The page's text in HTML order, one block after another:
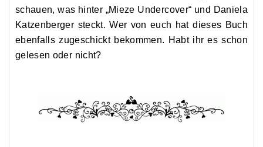
schauen, was hinter „Mieze Undercover“ und Daniela
Katzenberger steckt. Wer von euch hat dieses Buch
ebenfalls zugeschickt bekommen. Habt ihr es schon
gelesen oder nicht?